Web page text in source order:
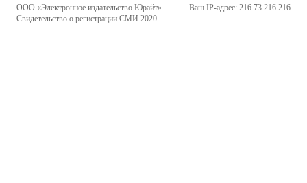
ООО «Электронное издательство Юрайт»
Свидетельство о регистрации СМИ 2020
Ваш IP-адрес: 216.73.216.216